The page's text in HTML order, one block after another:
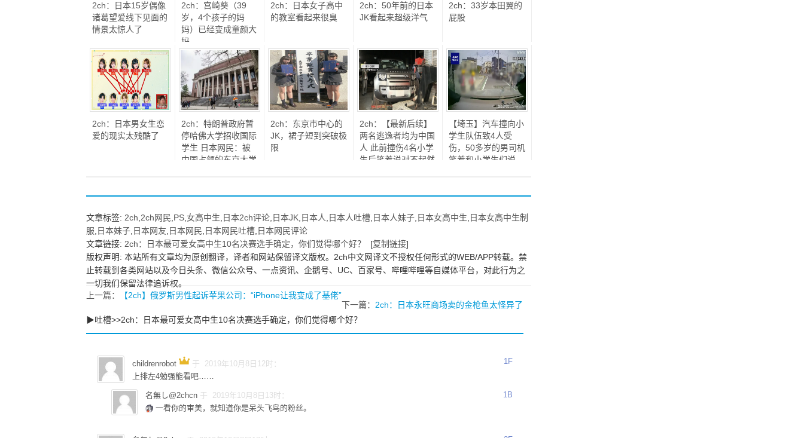
2ch：日本15岁偶像
诸葛望爱线下见面的
情景太惊人了
2ch：宫崎葵（39
岁，4个孩子的妈
妈）已经变成童颜大
妈
2ch：日本女子高中
的教室看起来很臭
2ch：50年前的日本
JK看起来超级洋气
2ch：33岁本田翼的
屁股
2ch：日本男女生恋
爱的现实太残酷了
2ch：特朗普政府暂
停哈佛大学招收国际
学生 日本网民：被
中国占领的东京大学
2ch：东京市中心的
JK，裙子短到突破极
限
2ch：【最新后续】
两名逃逸者均为中国
人 此前撞伤4名小学
生后笑着说对不起然
【埼玉】汽车撞向小
学生队伍致4人受
伤，50多岁的男司机
笑着和小学生们说
文章标签: 2ch 2ch网民 PS 女高中生 日本2ch评论 日本JK 日本人 日本人吐槽 日本人妹子 日本女高中生 日本女高中生制
服 日本妹子 日本网友 日本网民 日本网民吐槽 日本网民评论
文章链接: 2ch：日本最可爱女高中生10名决赛选手确定，你们觉得哪个好？ [复制链接]
版权声明: 本站所有文章均为原创翻译，译者和网站保留译文版权。2ch中文网译文不授权任何形式的WEB/APP转载。禁
止转载到各类网站以及今日头条、微信公众号、一点资讯、企鹅号、UC、百家号、哔哩哔哩等自媒体平台，对此行为之
一切我们保留法律追诉权。
上一篇：
【2ch】俄罗斯男性起诉苹果公司：“iPhone让我变成了基佬”
下一篇： 2ch：日本永旺商场卖的金枪鱼太怪异了
▶吐槽>>2ch：日本最可爱女高中生10名决赛选手确定，你们觉得哪个好？
1F
childrenrobot
于 2019年10月8日12时：
上排左4勉强能看吧……
1B
名無し@2chcn 于 2019年10月8日13时：
一看你的审美，就知道你是呆头飞鸟的粉丝。